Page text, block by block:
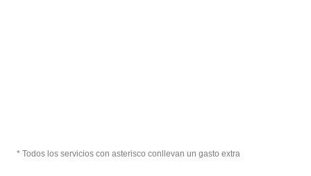
* Todos los servicios con asterisco conllevan un gasto extra